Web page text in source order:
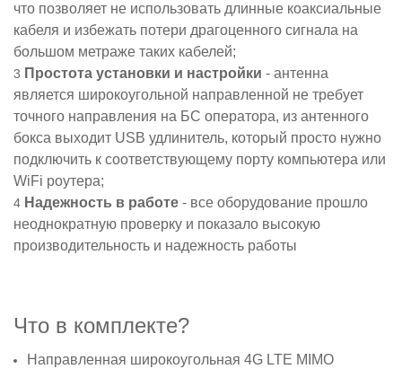
что позволяет не использовать длинные коаксиальные
кабеля и избежать потери драгоценного сигнала на
большом метраже таких кабелей;
Простота установки и настройки - антенна
является широкоугольной направленной не требует
точного направления на БС оператора, из антенного
бокса выходит USB удлинитель, который просто нужно
подключить к соответствующему порту компьютера или
WiFi роутера;
Надежность в работе - все оборудование прошло
неоднократную проверку и показало высокую
производительность и надежность работы
Что в комплекте?
Направленная широкоугольная 4G LTE MIMO